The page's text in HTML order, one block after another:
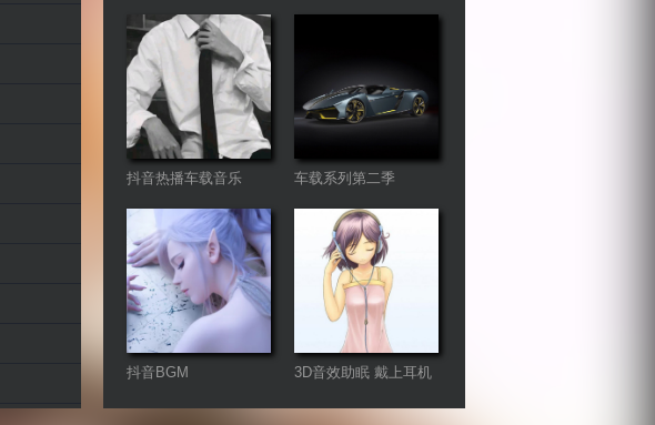
抖音热播车载音乐 车载系列第二季
抖音BGM
3D音效助眠 戴上耳机